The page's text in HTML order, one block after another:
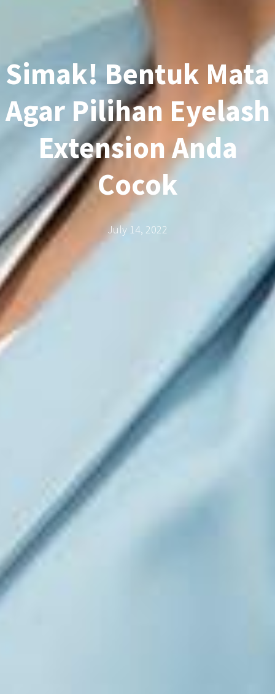
Simak! Bentuk Mata
Agar Pilihan Eyelash
Extension Anda
Cocok
July 14, 2022